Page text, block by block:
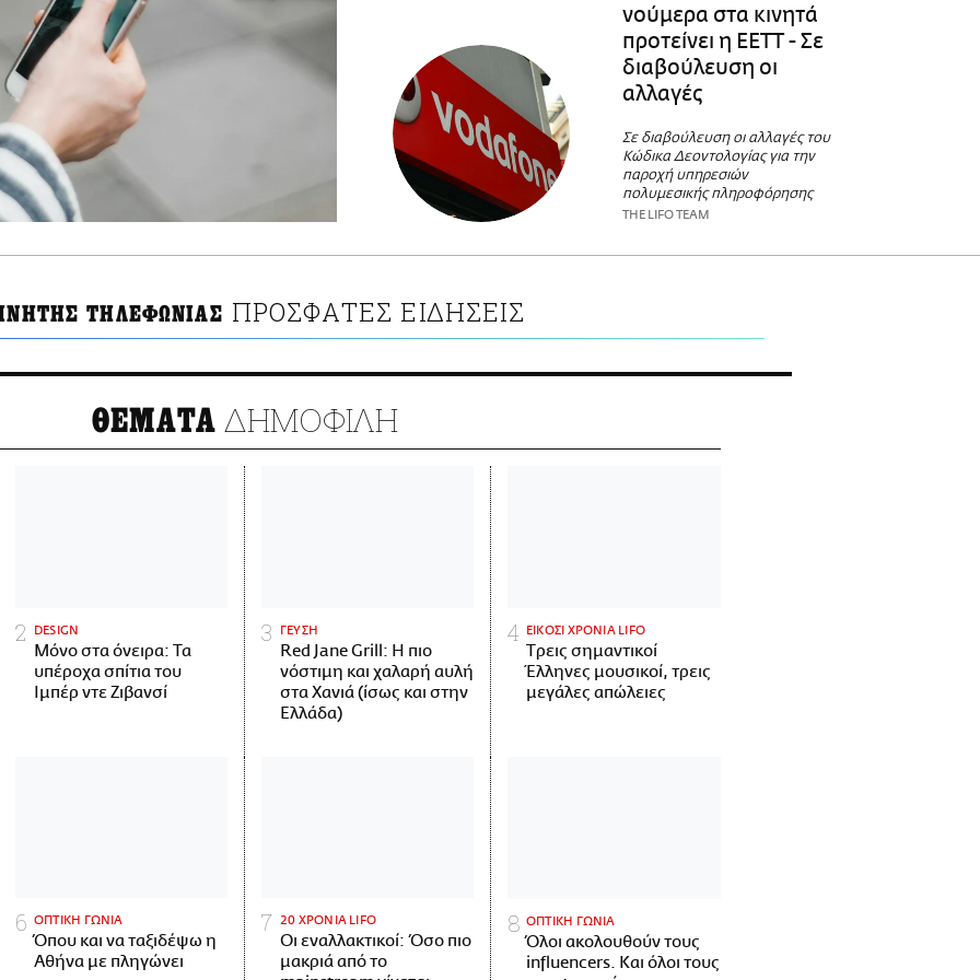
νούμερα στα κινητά
προτείνει η ΕΕΤΤ - Σε
διαβούλευση οι
αλλαγές
Σε διαβούλευση οι αλλαγές του
Κώδικα Δεοντολογίας για την
παροχή υπηρεσιών
πολυμεσικής πληροφόρησης
THE LIFO TEAM
ΤΗΛΕΦΩΝΙΑΣ ΠΡΟΣΦΑΤΕΣ ΕΙΔΗΣΕΙΣ
ΘΕΜΑΤΑ ΔΗΜΟΦΙΛΗ
DESIGN
Μόνο στα όνειρα: Τα
υπέροχα σπίτια του
Ιμπέρ ντε Ζιβανσί
ΓΕΥΣΗ
Red Jane Grill: Η πιο
νόστιμη και χαλαρή αυλή
στα Χανιά (ίσως και στην
Ελλάδα)
ΕΙΚΟΣΙ ΧΡΟΝΙΑ LIFO
Tρεις σημαντικοί
Έλληνες μουσικοί, τρεις
μεγάλες απώλειες
ΟΠΤΙΚΗ ΓΩΝΙΑ
Όπου και να ταξιδέψω η
Αθήνα με πληγώνει
20 ΧΡΟΝΙΑ LIFO
Οι εναλλακτικοί: Όσο πιο
μακριά από το
ΟΠΤΙΚΗ ΓΩΝΙΑ
Όλοι ακολουθούν τους
influencers. Και όλοι τους